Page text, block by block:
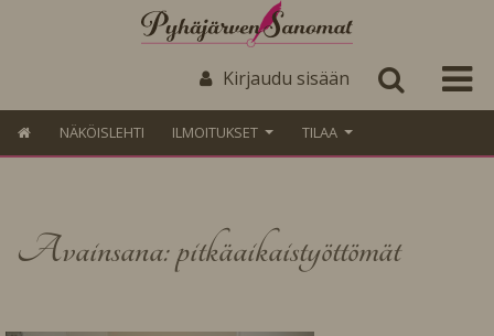
Kirjaudu sisään
NÄKÖISLEHTI ILMOITUKSET TILAA
Avainsana: pitkäaikaistyöttömät